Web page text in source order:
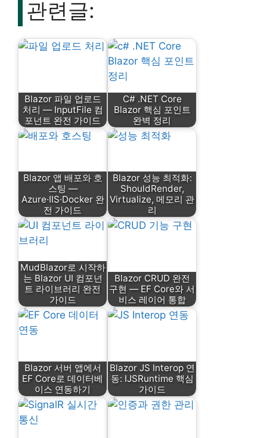
관련글:
Blazor 파일 업로드
처리 — InputFile 컴
포넌트 완전 가이드
C# .NET Core
Blazor 핵심 포인트
완벽 정리
Blazor 앱 배포와 호
스팅 —
Azure·IIS·Docker 완
전 가이드
Blazor 성능 최적화:
ShouldRender,
Virtualize, 메모리 관
리
MudBlazor로 시작하
는 Blazor UI 컴포넌
트 라이브러리 완전
가이드
Blazor CRUD 완전
구현 — EF Core와 서
비스 레이어 통합
Blazor 서버 앱에서
EF Core로 데이터베
이스 연동하기
Blazor JS Interop 연
동: IJSRuntime 핵심
가이드